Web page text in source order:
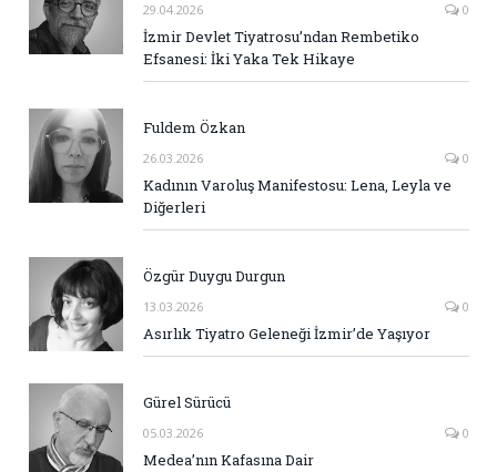
29.04.2026 0
İzmir Devlet Tiyatrosu’ndan Rembetiko
Efsanesi: İki Yaka Tek Hikaye
Fuldem Özkan
26.03.2026 0
Kadının Varoluş Manifestosu: Lena, Leyla ve
Diğerleri
Özgür Duygu Durgun
13.03.2026 0
Asırlık Tiyatro Geleneği İzmir’de Yaşıyor
Gürel Sürücü
05.03.2026 0
Medea’nın Kafasına Dair